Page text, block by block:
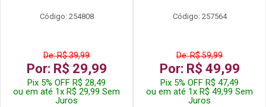
Código: 254808
De: R$ 39,99
Por: R$ 29,99
Pix 5% OFF R$ 28,49
ou em até 1x R$ 29,99 Sem
Juros
Código: 257564
De: R$ 59,99
Por: R$ 49,99
Pix 5% OFF R$ 47,49
ou em até 1x R$ 49,99 Sem
Juros